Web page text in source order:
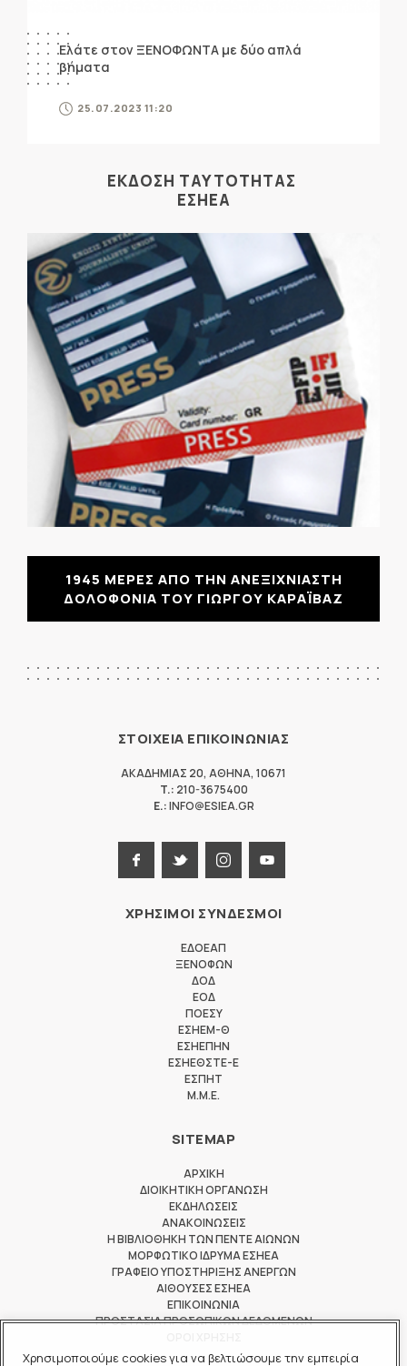
Χρησιμοποιούμε cookies για να βελτιώσουμε την εμπειρία
Ελάτε στον ΞΕΝΟΦΩΝΤΑ με δύο απλά
βήματα
25.07.2023 11:20
ΕΚΔΟΣΗ ΤΑΥΤΟΤΗΤΑΣ
ΕΣΗΕΑ
1945 ΜΕΡΕΣ ΑΠΟ ΤΗΝ ΑΝΕΞΙΧΝΙΑΣΤΗ
ΔΟΛΟΦΟΝΙΑ ΤΟΥ ΓΙΩΡΓΟΥ ΚΑΡΑΪΒΑΖ
ΣΤΟΙΧΕΙΑ ΕΠΙΚΟΙΝΩΝΙΑΣ
ΑΚΑΔΗΜΙΑΣ 20, ΑΘΗΝΑ, 10671
T.: 210-3675400
E.:INFO@ESIEA.GR
ΧΡΗΣΙΜΟΙ ΣΥΝΔΕΣΜΟΙ
ΕΔΟΕΑΠ
ΞΕΝΟΦΩΝ
ΔΟΔ
ΕΟΔ
ΠΟΕΣΥ
ΕΣΗΕΜ-Θ
ΕΣΗΕΠΗΝ
ΕΣΗΕΘΣΤΕ-Ε
ΕΣΠΗΤ
M.M.E.
SITEMAP
ΑΡΧΙΚΗ
ΔΙΟΙΚΗΤΙΚΗ ΟΡΓΑΝΩΣΗ
ΕΚΔΗΛΩΣΕΙΣ
ΑΝΑΚΟΙΝΩΣΕΙΣ
Η ΒΙΒΛΙΟΘΗΚΗ ΤΩΝ ΠΕΝΤΕ ΑΙΩΝΩΝ
ΜΟΡΦΩΤΙΚΟ ΙΔΡΥΜΑ ΕΣΗΕΑ
ΓΡΑΦΕΙΟ ΥΠΟΣΤΗΡΙΞΗΣ ΑΝΕΡΓΩΝ
ΑΙΘΟΥΣΕΣ ΕΣΗΕΑ
ΕΠΙΚΟΙΝΩΝΙΑ
ΠΡΟΣΤΑΣΙΑ ΠΡΟΣΩΠΙΚΩΝ ΔΕΔΟΜΕΝΩΝ